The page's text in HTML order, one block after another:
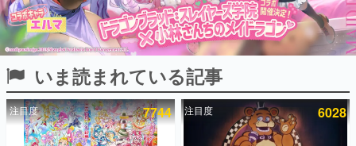
ピックアップ
電ファミのいま読まれている記事ランキング
いま読まれている記事
注目度 7744 注目度 6028